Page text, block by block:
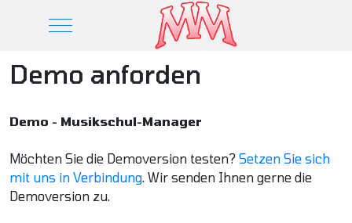
Mobile Menu Toggle
Demo anforden
Demo - Musikschul-Manager
Möchten Sie die Demoversion testen? Setzen Sie sich
mit uns in Verbindung. Wir senden Ihnen gerne die
Demoversion zu.